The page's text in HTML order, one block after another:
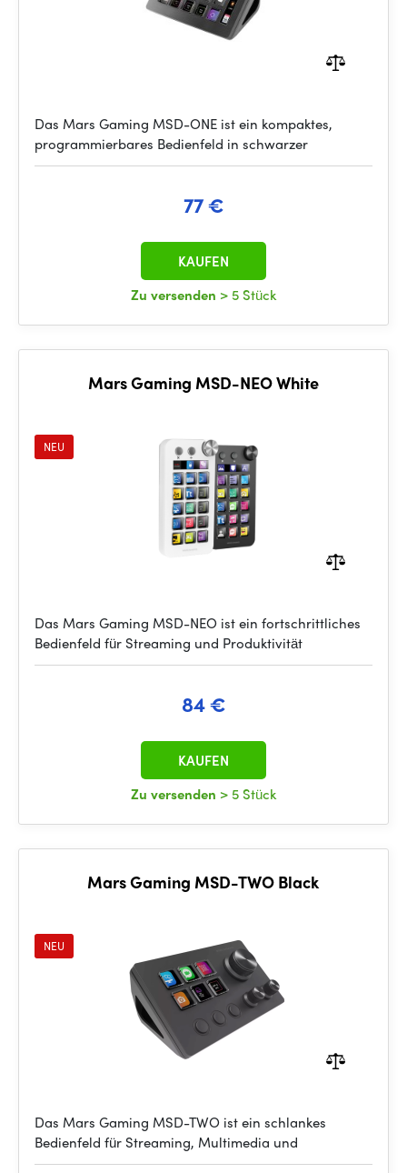
Das Mars Gaming MSD-ONE ist ein kompaktes,
programmierbares Bedienfeld in schwarzer
77 €
Zu versenden > 5 Stück
KAUFEN
Mars Gaming MSD-NEO White
NEU
Das Mars Gaming MSD-NEO ist ein fortschrittliches
Bedienfeld für Streaming und Produktivität
84 €
Zu versenden > 5 Stück
KAUFEN
Mars Gaming MSD-TWO Black
NEU
Das Mars Gaming MSD-TWO ist ein schlankes
Bedienfeld für Streaming, Multimedia und